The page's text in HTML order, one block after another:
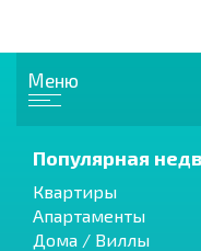
Меню
Популярная
Квартиры
Апартаменты
Дома / Виллы